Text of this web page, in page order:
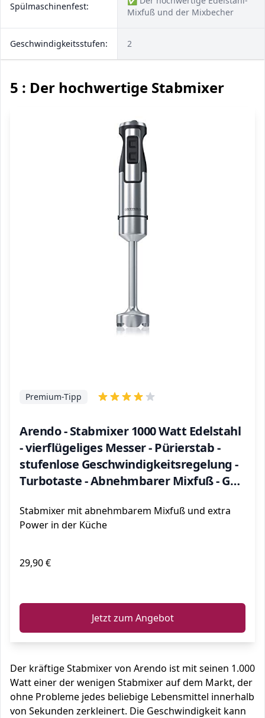
Spülmaschinenfest:
Mixfuß und der Mixbecher
Geschwindigkeitsstufen: 2
5 : Der hochwertige Stabmixer
Arendo - Stabmixer 1000 Watt Edelstahl
- vierflügeliges Messer - Pürierstab -
stufenlose Geschwindigkeitsregelung -
Turbotaste - Abnehmbarer Mixfuß - GS-
Premium-Tipp
Stabmixer mit abnehmbarem Mixfuß und extra
Power in der Küche
29,90 €
Jetzt zum Angebot
Der kräftige Stabmixer von Arendo ist mit seinen 1.000
Watt einer der wenigen Stabmixer auf dem Markt, der
ohne Probleme jedes beliebige Lebensmittel innerhalb
von Sekunden zerkleinert. Die Geschwindigkeit kann